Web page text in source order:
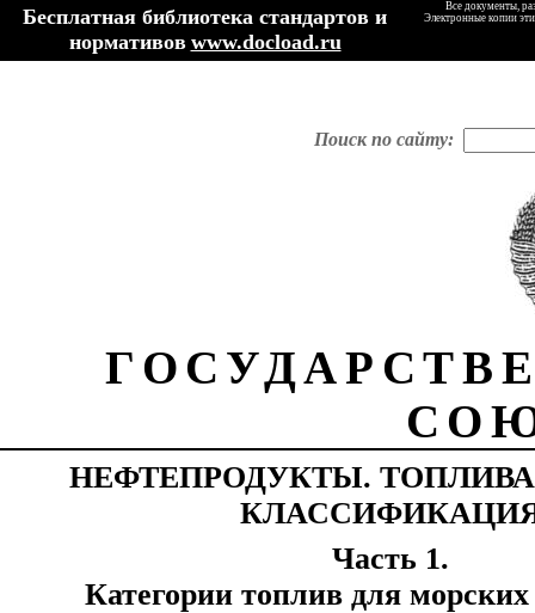
Бесплатная библиотека стандартов и
нормативов www.docload.ru
Все документы,
Электронные копии
Поиск по сайту:
НЕФТЕПРОДУКТЫ.
Часть 1.
Категории топлив для морских